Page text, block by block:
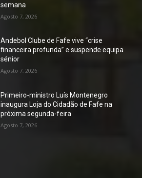
semana
Agosto 7, 2026
Andebol Clube de Fafe vive “crise
financeira profunda” e suspende equipa
sénior
Agosto 7, 2026
Primeiro-ministro Luís Montenegro
inaugura Loja do Cidadão de Fafe na
próxima segunda-feira
Agosto 7, 2026